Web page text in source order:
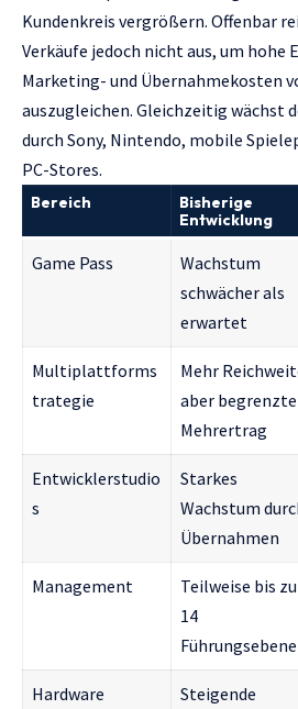
Kundenkreis vergrößern. Offenbar
Verkäufe jedoch nicht aus, um hohe
Marketing- und Übernahmekosten
auszugleichen. Gleichzeitig wächst
durch Sony, Nintendo, mobile
PC-Stores.
Bereich
Bisherige
Entwicklung
Game Pass
Wachstum
schwächer als
erwartet
Multiplattforms
trategie
Mehr
aber
Mehrertrag
Entwicklerstudio
s
Starkes
Wachstum
Übernahmen
Management
Teilweise bis zu
14
Hardware
Steigende